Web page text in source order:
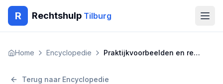
R Rechtshulp Tilburg
Home
Home Encyclopedie Praktijkvoorbeelden en rechtszaken over proeftijd nietigheid in Tilburg
Terug naar Encyclopedie